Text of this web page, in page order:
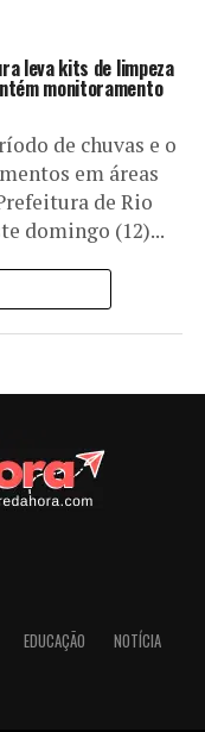
leva kits de limpeza
monitoramento
de chuvas e o
em áreas
de Rio
domingo (12)...
EDUCAÇÃO
NOTÍCIA